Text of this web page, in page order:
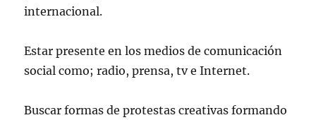
internacional.
Estar presente en los medios de comunicación
social como; radio, prensa, tv e Internet.
Buscar formas de protestas creativas formando